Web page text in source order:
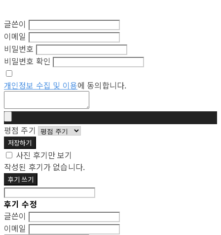
글쓴이
이메일
비밀번호
비밀번호 확인
개인정보 수집 및 이용에 동의합니다.
평점 주기
저장하기
사진 후기만 보기
작성된 후기가 없습니다.
후기 쓰기
후기 수정
글쓴이
이메일